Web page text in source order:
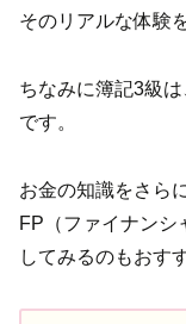
そのリアルな体験
ちなみに簿記3級
です。
お金の知識をさら
FP（ファイナンシ
してみるのもおす